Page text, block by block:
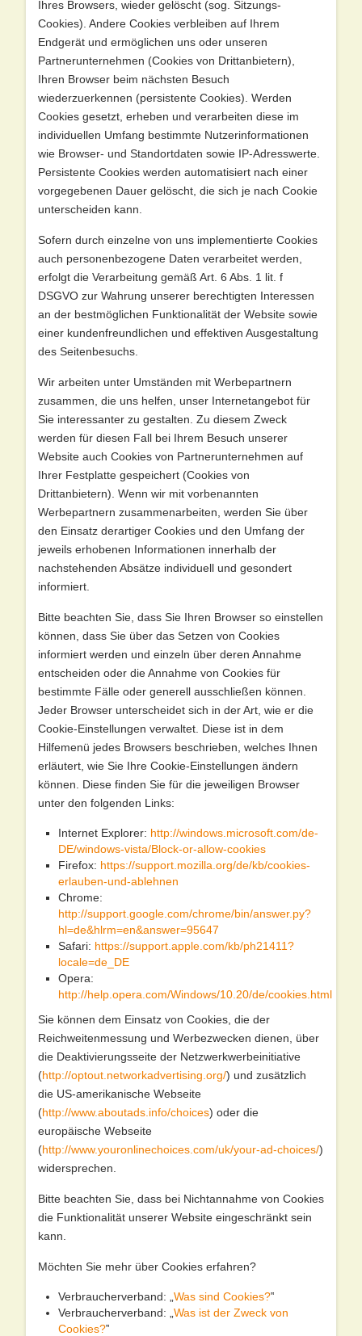
Ihres Browsers, wieder gelöscht (sog. Sitzungs-
Cookies). Andere Cookies verbleiben auf Ihrem
Endgerät und ermöglichen uns oder unseren
Partnerunternehmen (Cookies von Drittanbietern),
Ihren Browser beim nächsten Besuch
wiederzuerkennen (persistente Cookies). Werden
Cookies gesetzt, erheben und verarbeiten diese im
individuellen Umfang bestimmte Nutzerinformationen
wie Browser- und Standortdaten sowie IP-Adresswerte.
Persistente Cookies werden automatisiert nach einer
vorgegebenen Dauer gelöscht, die sich je nach Cookie
unterscheiden kann.
Sofern durch einzelne von uns implementierte Cookies
auch personenbezogene Daten verarbeitet werden,
erfolgt die Verarbeitung gemäß Art. 6 Abs. 1 lit. f
DSGVO zur Wahrung unserer berechtigten Interessen
an der bestmöglichen Funktionalität der Website sowie
einer kundenfreundlichen und effektiven Ausgestaltung
des Seitenbesuchs.
Wir arbeiten unter Umständen mit Werbepartnern
zusammen, die uns helfen, unser Internetangebot für
Sie interessanter zu gestalten. Zu diesem Zweck
werden für diesen Fall bei Ihrem Besuch unserer
Website auch Cookies von Partnerunternehmen auf
Ihrer Festplatte gespeichert (Cookies von
Drittanbietern). Wenn wir mit vorbenannten
Werbepartnern zusammenarbeiten, werden Sie über
den Einsatz derartiger Cookies und den Umfang der
jeweils erhobenen Informationen innerhalb der
nachstehenden Absätze individuell und gesondert
informiert.
Bitte beachten Sie, dass Sie Ihren Browser so einstellen
können, dass Sie über das Setzen von Cookies
informiert werden und einzeln über deren Annahme
entscheiden oder die Annahme von Cookies für
bestimmte Fälle oder generell ausschließen können.
Jeder Browser unterscheidet sich in der Art, wie er die
Cookie-Einstellungen verwaltet. Diese ist in dem
Hilfemenü jedes Browsers beschrieben, welches Ihnen
erläutert, wie Sie Ihre Cookie-Einstellungen ändern
können. Diese finden Sie für die jeweiligen Browser
unter den folgenden Links:
Internet Explorer: http://windows.microsoft.com/de-
DE/windows-vista/Block-or-allow-cookies
Firefox: https://support.mozilla.org/de/kb/cookies-
erlauben-und-ablehnen
Chrome:
http://support.google.com/chrome/bin/answer.py?
hl=de&hlrm=en&answer=95647
Safari: https://support.apple.com/kb/ph21411?
locale=de_DE
Opera:
http://help.opera.com/Windows/10.20/de/cookies.html
Sie können dem Einsatz von Cookies, die der
Reichweitenmessung und Werbezwecken dienen, über
die Deaktivierungsseite der Netzwerkwerbeinitiative
(http://optout.networkadvertising.org/) und zusätzlich
die US-amerikanische Webseite
(http://www.aboutads.info/choices) oder die
europäische Webseite
(http://www.youronlinechoices.com/uk/your-ad-choices/)
widersprechen.
Bitte beachten Sie, dass bei Nichtannahme von Cookies
die Funktionalität unserer Website eingeschränkt sein
kann.
Möchten Sie mehr über Cookies erfahren?
Verbraucherverband: „ Was sind Cookies?‟
Verbraucherverband: „ Was ist der Zweck von
Cookies?‟